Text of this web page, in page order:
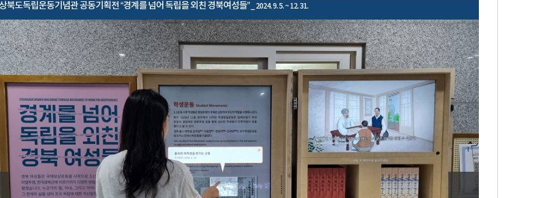
북도독립운동기념관 공동기획전 “경계를 넘어 독립을 외친 경북여성들” _ 2024. 9. 5. ~ 12. 31.